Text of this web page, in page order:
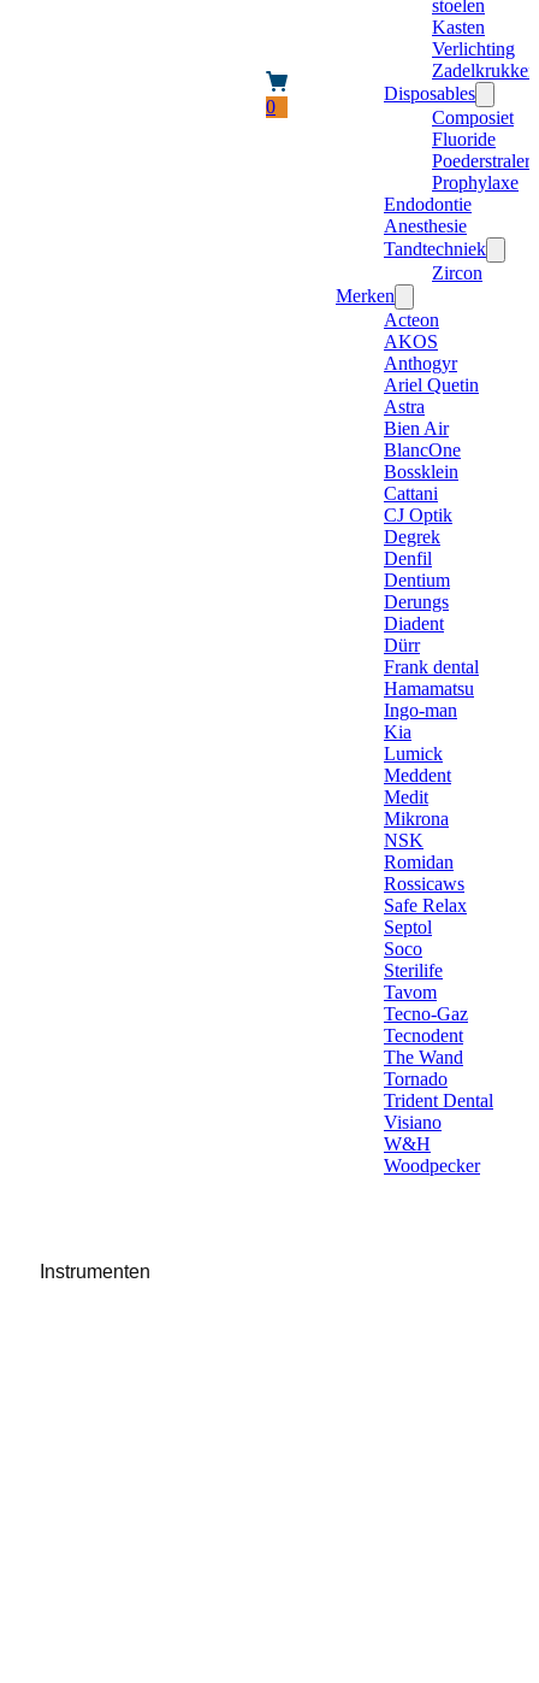
0
stoelen
Kasten
Verlichting
Zadelkrukken
Disposables
Composiet
Fluoride
Poederstraler
Prophylaxe
Endodontie
Anesthesie
Tandtechniek
Zircon
Merken
Acteon
AKOS
Anthogyr
Ariel Quetin
Astra
Bien Air
BlancOne
Bossklein
Cattani
CJ Optik
Degrek
Denfil
Dentium
Derungs
Diadent
Dürr
Frank dental
Hamamatsu
Ingo-man
Kia
Lumick
Meddent
Medit
Mikrona
NSK
Romidan
Rossicaws
Safe Relax
Septol
Soco
Sterilife
Tavom
Tecno-Gaz
Tecnodent
The Wand
Tornado
Trident Dental
Visiano
W&H
Woodpecker
Instrumenten